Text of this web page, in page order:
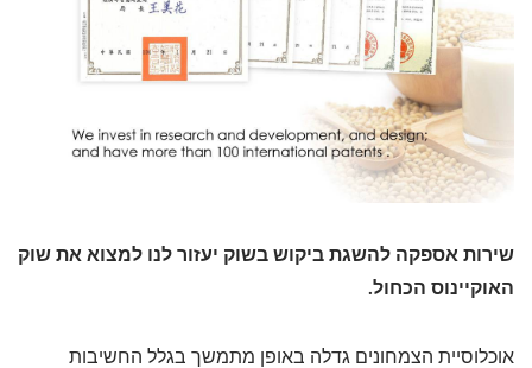
שירות אספקה להשגת ביקוש בשוק יעזור לנו למצוא את שוק
האוקיינוס הכחול.
אוכלוסיית הצמחונים גדלה באופן מתמשך בגלל החשיבות